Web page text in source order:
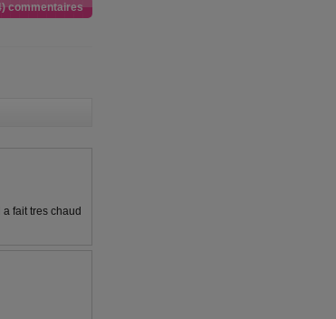
commentaires
fait tres chaud